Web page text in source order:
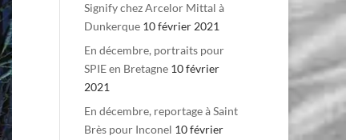
Signify chez Arcelor Mittal à
Dunkerque 10 février 2021
En décembre, portraits pour
SPIE en Bretagne 10 février
2021
En décembre, reportage à Saint
Brès pour Inconel 10 février